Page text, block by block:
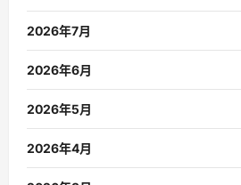
2026年7月
2026年6月
2026年5月
2026年4月